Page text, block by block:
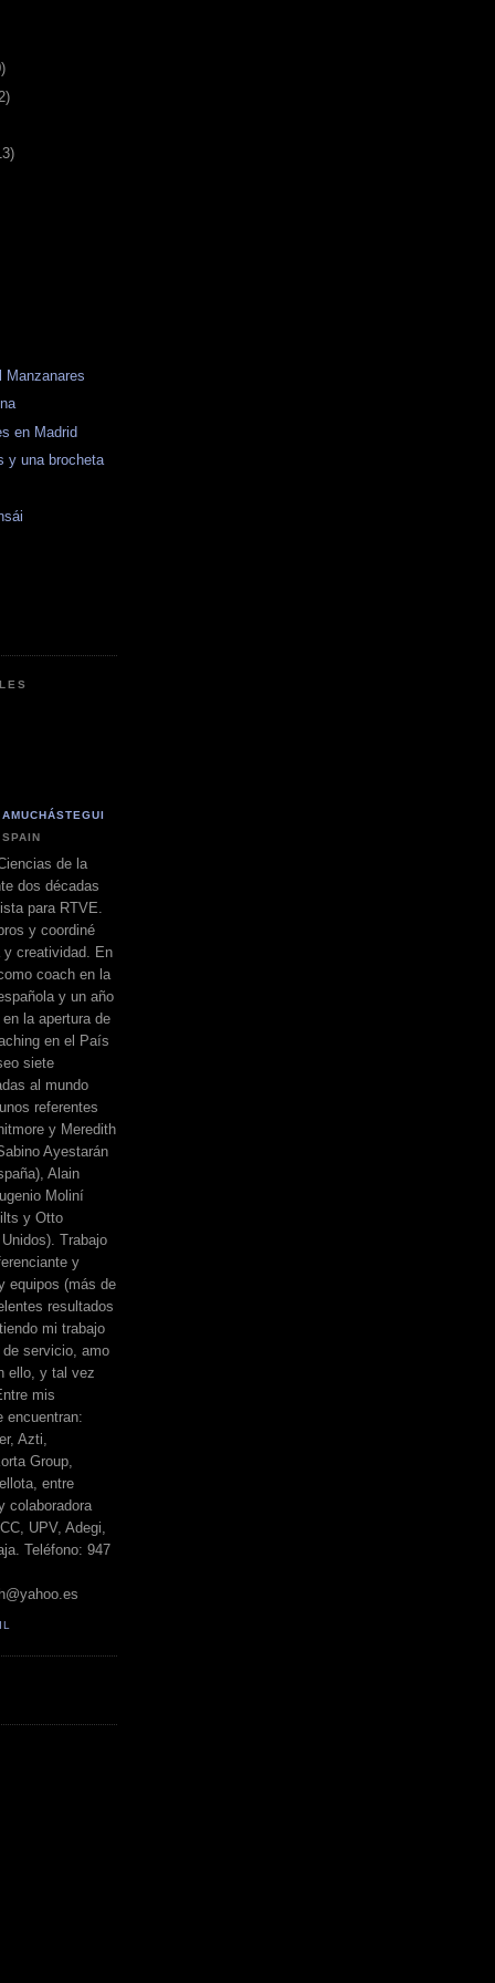
Manzanares
en Madrid
y una brocheta
de la
dos décadas
para RTVE.
y coordiné
y creatividad. En
coach en la
y un año
la apertura de
en el País
siete
al mundo
referentes
y Meredith
Ayestarán
Alain
Moliní
y Otto
Trabajo
y
equipos (más de
resultados
mi trabajo
servicio, amo
ello, y tal vez
mis
encuentran:
Azti,
Group,
entre
colaboradora
UPV, Adegi,
Teléfono: 947